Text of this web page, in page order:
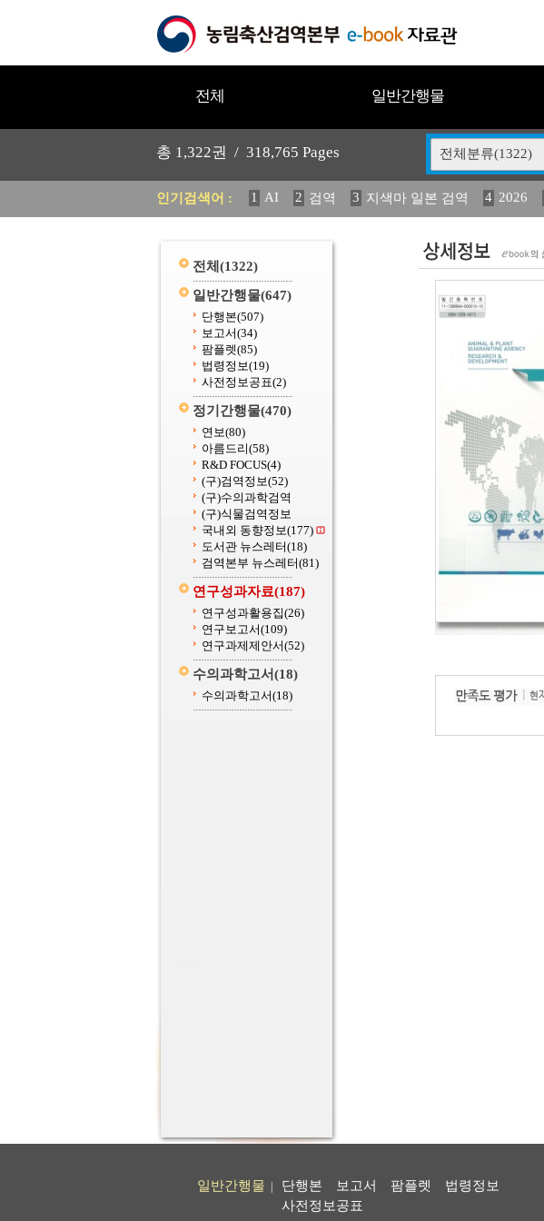
전체 일반간행물
총 1,322권 / 318,765 Pages 전체분류(1322)
인기검색어 : 1 AI 2 검역 3 지색마 일본 검역 4 2026
11 2025 12 중독성 식물 도감 13 媛 異 14
전체 (1322)
일반간행물(647)
단행본(507)
보고서(34)
팜플렛(85)
법령정보(19)
사전정보공표(2)
정기간행물(470)
연보(80)
아름드리(58)
R&D FOCUS(4)
(구)검역정보(52)
(구)수의과학검역
(구)식물검역정보
국내외 동향정보(177)
도서관 뉴스레터(18)
검역본부 뉴스레터(81)
연구성과자료(187)
연구성과활용집(26)
연구보고서(109)
연구과제제안서(52)
수의과학고서(18)
수의과학고서(18)
일반간행물 단행본 보고서 팜플렛
법령정보
사전정보공표